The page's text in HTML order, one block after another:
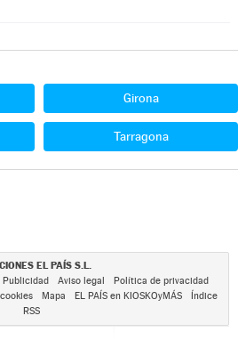
Girona
Tarragona
EL PAÍS S.L.
Publicidad Aviso legal
Política de privacidad
Mapa EL PAÍS en KIOSKOyMÁS
Índice
RSS